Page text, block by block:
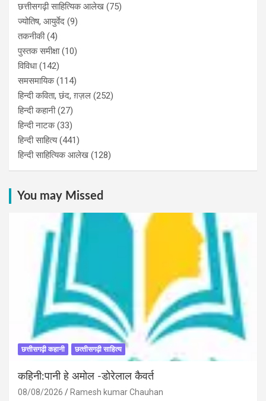
छत्तीसगढ़ी साहित्यिक आलेख (75)
ज्योतिष, आयुर्वेद (9)
तकनीकी(4)
पुस्‍तक समीक्षा(10)
विविधा(142)
समसमायिक(114)
हिन्दी कविता, छंद, ग़ज़ल (252)
हिन्दी कहानी(27)
हिन्‍दी नाटक(33)
हिन्दी साहित्य(441)
हिन्दी साहित्यिक आलेख (128)
You may Missed
छत्तीसगढ़ी कहानी छत्‍तीसगढ़ी साहित्‍य
कहिनी:पानी हे अमोल -डोरेलाल कैवर्त
08/08/2026 Ramesh kumar Chauhan